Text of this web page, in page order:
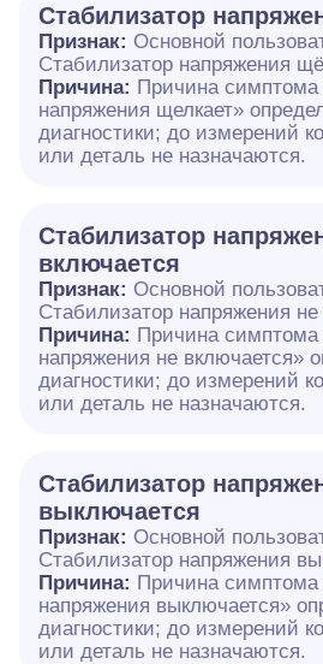
Стабилизатор
Признак: Основной
Стабилизатор напряжения
Причина: Причина симптома
напряжения щелкает»
диагностики; до измерений
или деталь не назначаются.
Стабилизатор
включается
Признак: Основной
Стабилизатор напряжения не
Причина: Причина симптома
напряжения не включается»
диагностики; до измерений
или деталь не назначаются.
Стабилизатор
выключается
Признак: Основной
Стабилизатор напряжения
Причина: Причина симптома
напряжения выключается»
диагностики; до измерений
или деталь не назначаются.